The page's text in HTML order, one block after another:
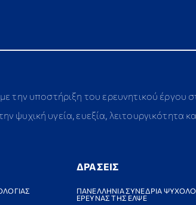
την υποστήριξη του ερευνητικού έργου
ψυχική υγεία, ευεξία, λειτουργικότητα
ΔΡΑΣΕΙΣ
ΠΑΝΕΛΛΗΝΙΑ ΣΥΝΕΔΡΙΑ
ΕΡΕΥΝΑΣ ΤΗΣ ΕΛΨΕ